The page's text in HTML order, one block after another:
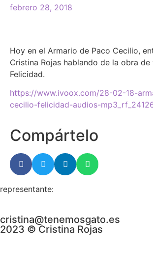
febrero 28, 2018
Hoy en el Armario de Paco Cecilio,
Cristina Rojas hablando de la obra de
Felicidad.
https://www.ivoox.com/28-02-18-
cecilio-felicidad-audios-
Compártelo
representante:
cristina@tenemosgato.es
2023 © Cristina Rojas